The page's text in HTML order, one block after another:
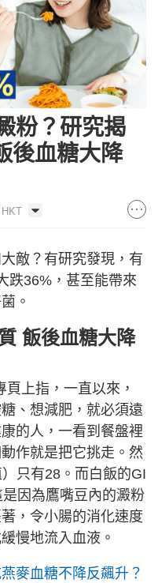
粉？研究揭
後血糖大降
敵？有研究發現，有
跌36%，甚至能帶來
。
飯後血糖大降
頁上指，一直以來，
、想減肥，就必須遠
的人，一看到餐盤裡
作就是把它挑走。然
只有28。而白飯的GI
因為鷹嘴豆內的澱粉
，令小腸的消化速度
慢地流入血液。
麥血糖不降反飆升？